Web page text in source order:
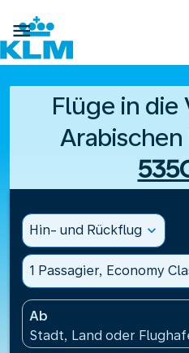

Flüge in die
Arabischen
Hin- und Rückflug expand_more
1 Passagier, Economy
Ab
Stadt, Land oder